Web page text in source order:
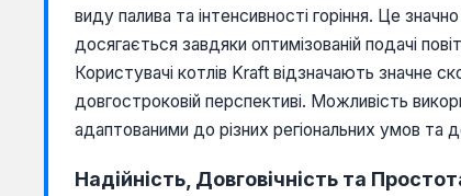
виду палива та інтенсивності горіння. Це
досягається завдяки оптимізованій подачі
Користувачі котлів Kraft відзначають значне
довгостроковій перспективі. Можливість
адаптованими до різних регіональних умов та
Надійність, Довговічність та